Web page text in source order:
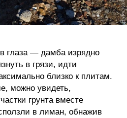
глаза — дамба изрядно
в грязи, идти
близко к плитам.
можно увидеть,
грунта вместе
в лиман, обнажив